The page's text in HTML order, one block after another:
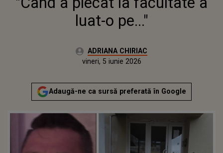
luat-o pe..."
Autor:ADRIANA CHIRIAC
Actualizat:
vineri, 5 iunie 2026
Adaugă-ne ca sursă preferată în Google